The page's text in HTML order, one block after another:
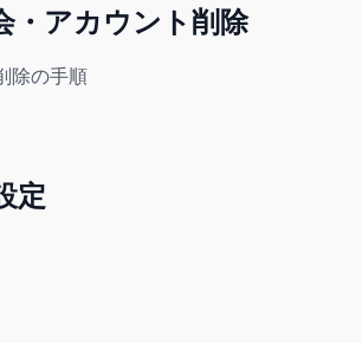
・アカウント削除
除の手順
定